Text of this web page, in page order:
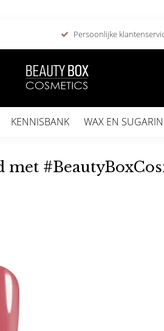
Persoonlijke
KENNISBANK WAX EN
met